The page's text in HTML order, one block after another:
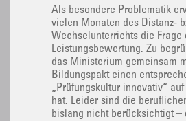
Als besondere Problematik
vielen Monaten des Distanz-
Wechselunterrichts die Frage
Leistungsbewertung. Zu
das Ministerium gemeinsam
Bildungspakt einen
„Prüfungskultur innovativ“
hat. Leider sind die
bislang nicht berücksichtigt –